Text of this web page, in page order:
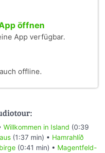
öffnen
App verfügbar.
offline.
Willkommen in Island (0:39
(1:37 min) • Hamrahlíð
(0:41 min) • Magentfeld-